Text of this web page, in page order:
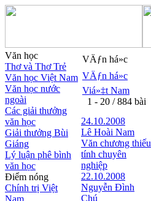
Văn học
Thơ và Thơ Trẻ
Văn học Việt Nam
Văn học nước
ngoài
Các giải thưởng
văn học
Giải thưởng Bùi
Giáng
Lý luận phê bình
văn học
Điểm nóng
Chính trị Việt
Nam
VÄƒn há»c
VÄƒn há»c
Viá»‡t Nam
1 - 20 / 884 bài
24.10.2008
Lê Hoài Nam
Văn chương thiếu
tính chuyên
nghiệp
22.10.2008
Nguyễn Đình
Chú